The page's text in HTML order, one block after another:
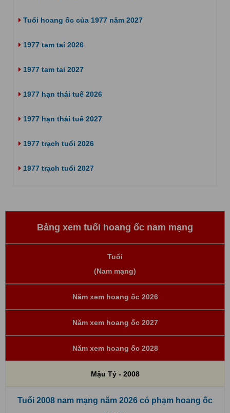
Tuổi hoang ốc của 1977 năm 2027
1977 tam tai 2026
1977 tam tai 2027
1977 hạn thái tuế 2026
1977 hạn thái tuế 2027
1977 trạch tuổi 2026
1977 trạch tuổi 2027
Bảng xem tuổi hoang ốc nam mạng
Tuổi
(Nam mạng)
Năm xem hoang ốc 2026
Năm xem hoang ốc 2027
Năm xem hoang ốc 2028
Mậu Tý - 2008
Tuổi 2008 nam mạng năm 2026 có phạm hoang ốc